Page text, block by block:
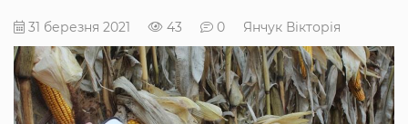
31 березня 2021 43 0 Янчук Вікторія